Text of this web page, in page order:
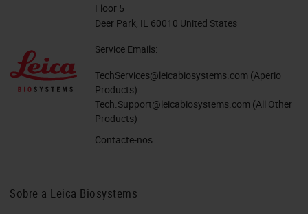
Floor 5
Deer Park, IL 60010 United States
Service Emails:
TechServices@leicabiosystems.com (Aperio
Products)
Tech.Support@leicabiosystems.com (All Other
Products)
Contacte-nos
Sobre a Leica Biosystems